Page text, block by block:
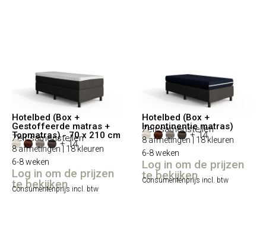
Hotelbed (Box +
Gestoffeerde matras +
Topmatras) - 70 x 210 cm
Zelf samenstellen
+ 14
8 afmetingen | 18 kleuren
6-8 weken
Log in om de prijzen
te bekijken
Consumentenprijs incl. btw
Hotelbed (Box +
Incontinentie matras)
Zelf samenstellen
+ 14
8 afmetingen | 18 kleuren
6-8 weken
Log in om de prijzen
te bekijken
Consumentenprijs incl. btw